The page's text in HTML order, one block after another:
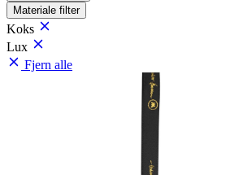
Materiale filter
Koks
Lux
Fjern alle